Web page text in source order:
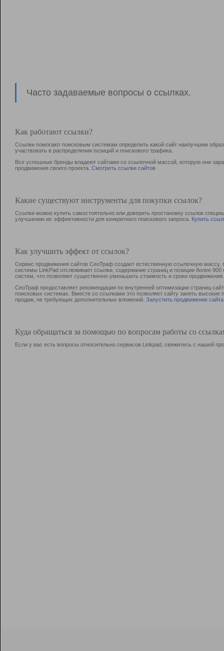
Часто задаваемые вопросы о ссылках.
Как работают ссылки?
Ссылки помогают поисковым системам определить какой сайт наилучшим
участвовать в раcпределении позиций и поискового трафика.
Все успешные бренды владеют сайтами со ссылочной массой, которую они
продвижения своего проекта. Смотреть ссылки сайтов
Какие существуют инструменты для покупки ссылок?
Ссылки можно купить самостоятельно или доверить простановку ссылок
улучшению их эффективности для конкретного поискового запроса. Купить
Как улучшить эффект от ссылок?
Сервис продвижения сайтов СеоТраф создает естественную ссылочную
системы LinkPad отслеживает ссылки, содержание страниц и позиции более
систем, что позволяет существенно уменьшить стоимость и сроки продвижения.
СеоТраф предоставляет рекомендации по внутренней оптимизации страниц
поисковых системах. Вместе со ссылками это позволяет сайту занять
продаж, не требующих дополнительных вложений. Запустить продвижение сайта
Куда обращаться за помощью по вопросам работы со
Если у вас есть вопросы относительно сервисов Linkpad, свяжитесь с нашей